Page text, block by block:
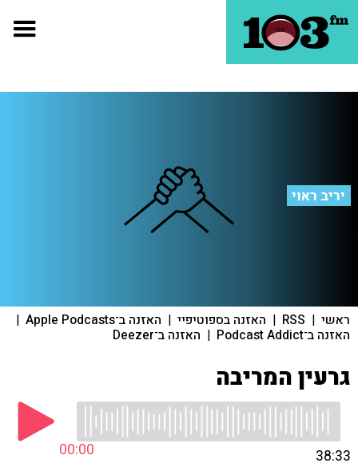
יריב ראוי
ראשי |
RSS
| האזנה בספוטיפיי | האזנה ב־Apple Podcasts |
האזנה ב־Podcast Addict | האזנה ב־Deezer
גרעין המריבה
00:00 38:33